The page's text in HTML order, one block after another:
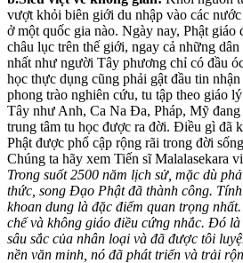
vượt khỏi biên giới du nhập vào các
ở một quốc gia nào. Ngày nay, Phật giáo
châu lục trên thế giới, ngay cả những
nhất như người Tây phương chỉ có đầu
học thực dụng cũng phải gật đầu tin
phong trào nghiên cứu, tu tập theo giáo
Tây như Anh, Ca Na Đa, Pháp, Mỹ đang
trung tâm tu học được ra đời. Điều gì đã
Phật được phổ cập rộng rãi trong đời
Chúng ta hãy xem Tiến sĩ Malalasekara
Trong suốt 2500 năm lịch sử, mặc dù
thức, song Đạo Phật đã thành công.
khoan dung là đặc điểm quan trọng
chế và không giáo điều cứng nhắc. Đó
sâu sắc của nhân loại và đã được tôi
nền văn minh, nó đã phát triển và trải